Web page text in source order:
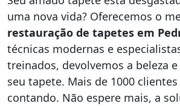
uma nova vida? Oferecemos o
restauração de tapetes em
técnicas modernas e
treinados, devolvemos a beleza
seu tapete. Mais de 1000
contando. Não espere mais, a